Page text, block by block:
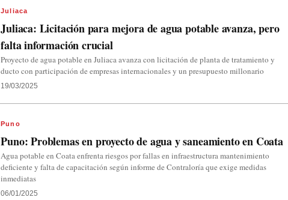
Juliaca
Juliaca: Licitación para mejora de agua potable avanza, pero
falta información crucial
Proyecto de agua potable en Juliaca avanza con licitación de planta de tratamiento y
ducto con participación de empresas internacionales y un presupuesto millonario
19/03/2025
Puno
Puno: Problemas en proyecto de agua y saneamiento en Coata
Agua potable en Coata enfrenta riesgos por fallas en infraestructura mantenimiento
deficiente y falta de capacitación según informe de Contraloría que exige medidas
inmediatas
06/01/2025